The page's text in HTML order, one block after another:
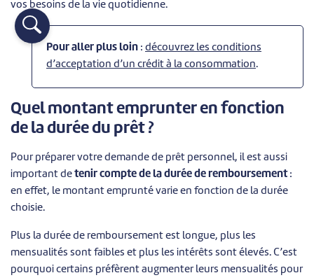
vos besoins de la vie quotidienne.
Pour aller plus loin : découvrez les conditions
d’acceptation d’un crédit à la consommation.
Quel montant emprunter en fonction
de la durée du prêt ?
Pour préparer votre demande de prêt personnel, il est aussi
important de tenir compte de la durée de remboursement:
en effet, le montant emprunté varie en fonction de la durée
choisie.
Plus la durée de remboursement est longue, plus les
mensualités sont faibles et plus les intérêts sont élevés. C’est
pourquoi certains préfèrent augmenter leurs mensualités pour